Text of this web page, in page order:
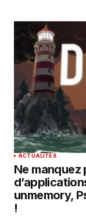
ACTUALITÉS
Ne
unmemory,
!